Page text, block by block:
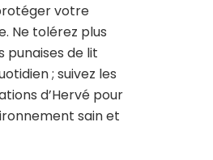
votre
Ne tolérez plus
punaises de lit
; suivez les
d’Hervé pour
sain et